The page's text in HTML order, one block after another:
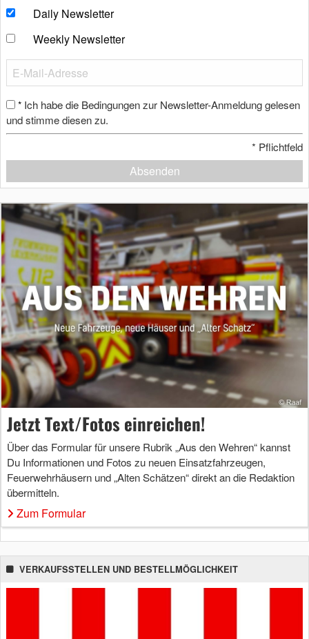
Daily Newsletter
Weekly Newsletter
* Ich habe die Bedingungen zur Newsletter-Anmeldung gelesen
und stimme diesen zu.
* Pflichtfeld
Absenden
Jetzt Text/Fotos einreichen!
Über das Formular für unsere Rubrik „Aus den Wehren“ kannst
Du Informationen und Fotos zu neuen Einsatzfahrzeugen,
Feuerwehrhäusern und „Alten Schätzen“ direkt an die Redaktion
übermitteln.
Zum Formular
VERKAUFSSTELLEN UND BESTELLMÖGLICHKEIT